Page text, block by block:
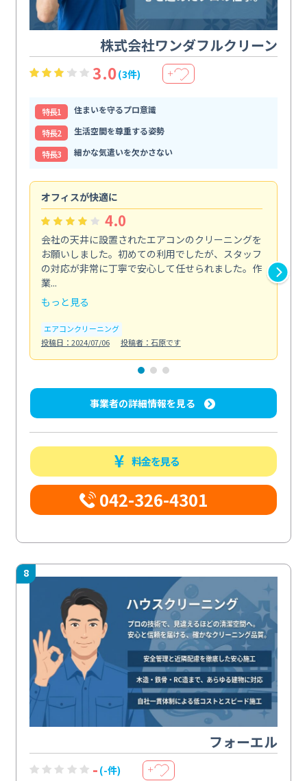
株式会社ワンダフルクリーン
3.0(3件) ＋
特⻑1
住まいを守るプロ意識
特⻑2
生活空間を尊重する姿勢
特⻑3
細かな気遣いを欠かさない
オフィスが快適に
4.0
会社の天井に設置されたエアコンのクリーニングを
お願いしました。初めての利用でしたが、スタッフ
の対応が非常に丁寧で安心して任せられました。作
業...
もっと見る
エアコンクリーニング
投稿日：2024/07/06
投稿者：石原です
事業者の詳細情報を見る
料金を見る
042-326-4301
8
フォーエル
- (-件) ＋